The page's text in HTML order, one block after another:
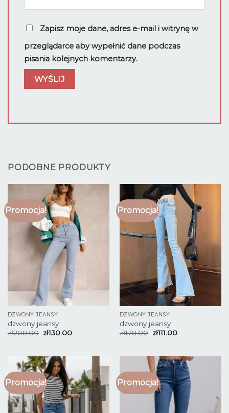
Zapisz moje dane, adres e-mail i witrynę w
przeglądarce aby wypełnić dane podczas
pisania kolejnych komentarzy.
PODOBNE PRODUKTY
Promocja!
DZWONY JEANSY
dzwony jeansy
zł208.00 zł130.00
Promocja!
DZWONY JEANSY
dzwony jeansy
zł178.00 zł111.00
Promocja! Promocja!